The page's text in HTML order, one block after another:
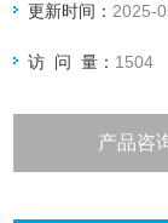
更新时间： 2025-
访 问 量： 1504
产品咨